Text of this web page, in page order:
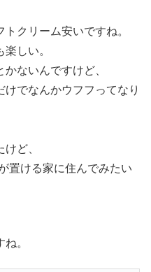
クリーム安いですね。
しい。
ないんですけど、
でなんかウフフってなり
ど、
置ける家に住んでみたい
。